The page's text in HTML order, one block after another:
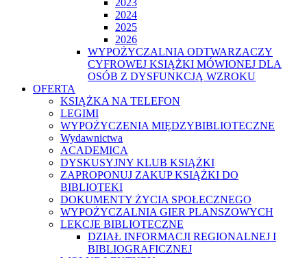
2023
2024
2025
2026
WYPOŻYCZALNIA ODTWARZACZY
CYFROWEJ KSIĄŻKI MÓWIONEJ DLA
OSÓB Z DYSFUNKCJĄ WZROKU
OFERTA
KSIĄŻKA NA TELEFON
LEGIMI
WYPOŻYCZENIA MIĘDZYBIBLIOTECZNE
Wydawnictwa
ACADEMICA
DYSKUSYJNY KLUB KSIĄŻKI
ZAPROPONUJ ZAKUP KSIĄŻKI DO
BIBLIOTEKI
DOKUMENTY ŻYCIA SPOŁECZNEGO
WYPOŻYCZALNIA GIER PLANSZOWYCH
LEKCJE BIBLIOTECZNE
DZIAŁ INFORMACJI REGIONALNEJ I
BIBLIOGRAFICZNEJ